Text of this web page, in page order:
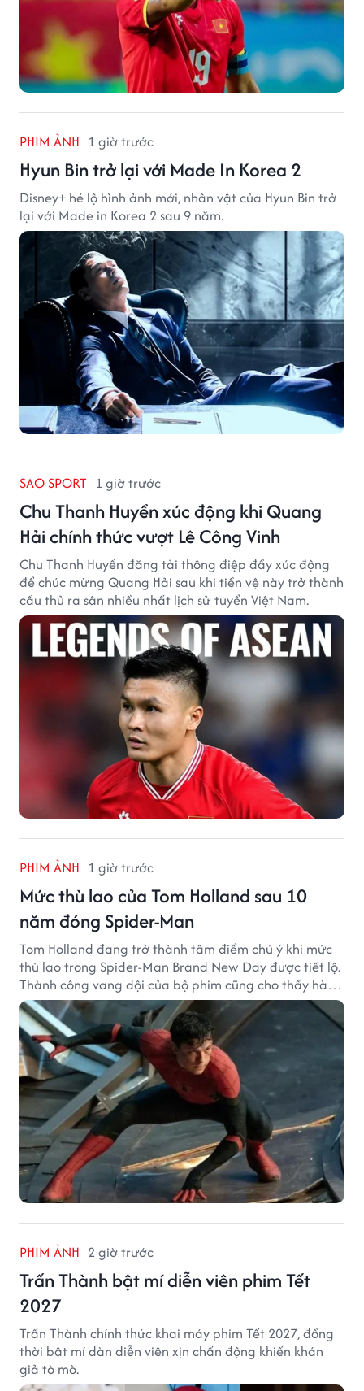
PHIM ẢNH 1 giờ trước
Hyun Bin trở lại với Made In Korea 2
Disney+ hé lộ hình ảnh mới, nhân vật của Hyun Bin trở
lại với Made in Korea 2 sau 9 năm.
SAO SPORT 1 giờ trước
Chu Thanh Huyền xúc động khi Quang
Hải chính thức vượt Lê Công Vinh
Chu Thanh Huyền đăng tải thông điệp đầy xúc động
để chúc mừng Quang Hải sau khi tiền vệ này trở thành
cầu thủ ra sân nhiều nhất lịch sử tuyển Việt Nam.
PHIM ẢNH 1 giờ trước
Mức thù lao của Tom Holland sau 10
năm đóng Spider-Man
Tom Holland đang trở thành tâm điểm chú ý khi mức
thù lao trong Spider-Man Brand New Day được tiết lộ.
Thành công vang dội của bộ phim cũng cho thấy hành
trình thăng hạng đáng chú ý của nam diễn viên sau
một thập kỷ gắn bó với vai Người Nhện.
PHIM ẢNH 2 giờ trước
Trấn Thành bật mí diễn viên phim Tết
2027
Trấn Thành chính thức khai máy phim Tết 2027, đồng
thời bật mí dàn diễn viên xịn chấn động khiến khán
giả tò mò.